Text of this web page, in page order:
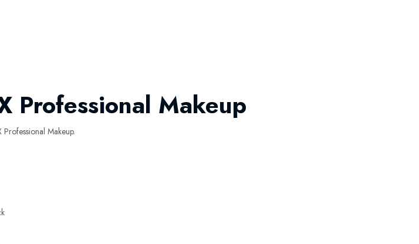
Professional Makeup
Makeup.